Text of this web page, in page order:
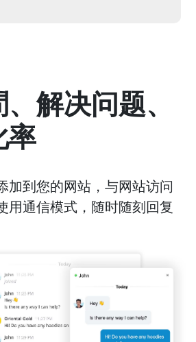
解决问题、
率
加到您的网站，与网站访问
用通信模式，随时随刻回复